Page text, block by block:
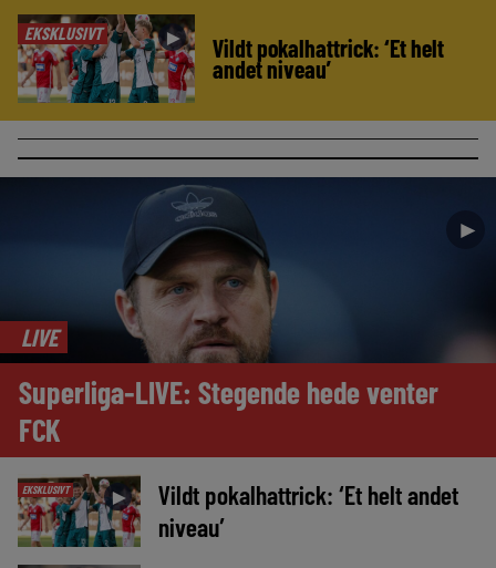
EKSKLUSIVT ► Vildt pokalhattrick: ‘Et helt
andet niveau’
►
LIVE
Superliga-LIVE: Stegende hede venter
FCK
EKSKLUSIVT ►
Vildt pokalhattrick: ‘Et helt andet
niveau’